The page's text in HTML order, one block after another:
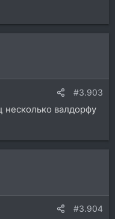
#3.903
несколько валдорфу
#3.904